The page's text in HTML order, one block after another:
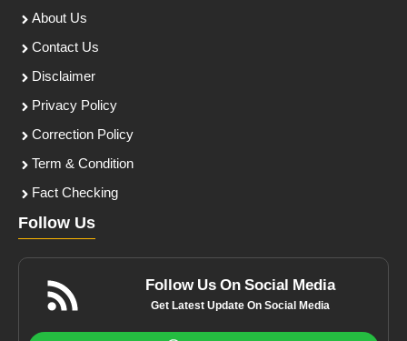
About Us
Contact Us
Disclaimer
Privacy Policy
Correction Policy
Term & Condition
Fact Checking
Follow Us
Follow Us On Social Media
Get Latest Update On Social Media